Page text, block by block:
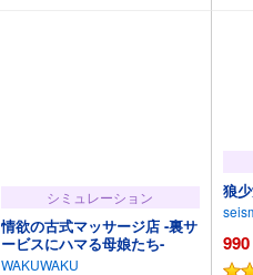
シミュレーション
情欲の古式マッサージ店 -裏サ
ービスにハマる母娘たち-
WAKUWAKU
狼
990